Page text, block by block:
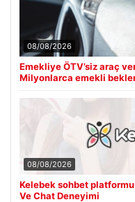
08/08/2026
Emekliye ÖTV’siz araç
Milyonlarca emekli
08/08/2026
Kelebek sohbet
Ve Chat Deneyimi